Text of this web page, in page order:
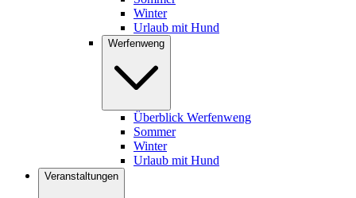
Winter
Urlaub mit Hund
Werfenweng
Überblick Werfenweng
Sommer
Winter
Urlaub mit Hund
Veranstaltungen